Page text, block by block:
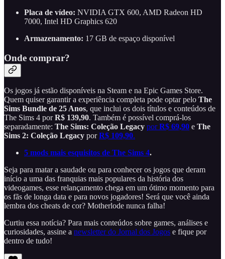
Placa de vídeo: NVIDIA GTX 600, AMD Radeon HD
7000, Intel HD Graphics 620
Armazenamento: 17 GB de espaço disponível
Onde comprar?
Os jogos já estão disponíveis na Steam e na Epic Games Store.
Quem quiser garantir a experiência completa pode optar pelo The
Sims Bundle de 25 Anos, que inclui os dois títulos e conteúdos de
The Sims 4 porR$ 139,90. Também é possível comprá-los
separadamente: The Sims: Coleção Legacy porR$ 69,90 e The
Sims 2: Coleção Legacy porR$ 109,90.
5 mods mais esquisitos de The Sims 4.
Seja para matar a saudade ou para conhecer os jogos que deram
início a uma das franquias mais populares da história dos
videogames, esse relançamento chega em um ótimo momento para
os fãs de longa data e para novos jogadores! Será que você ainda
lembra dos cheats de cor? Motherlode nunca falha!
Curtiu essa notícia? Para mais conteúdos sobre games, análises e
curiosidades, assine a newsletter do Jornal dos Jogos e fique por
dentro de tudo!